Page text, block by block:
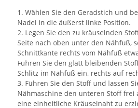
1. Wählen Sie den Geradstich und
Nadel in die äußerst linke Position.
2. Legen Sie den zu kräuselnden
Seite nach oben unter den Nähfuß,
Schnittkante rechts vom Nähfuß
Führen Sie den glatt bleibenden
Schlitz im Nähfuß ein, rechts auf
3. Führen Sie den Stoff und lassen
Nähmaschine den unteren Stoff frei
eine einheitliche Kräuselnaht zu